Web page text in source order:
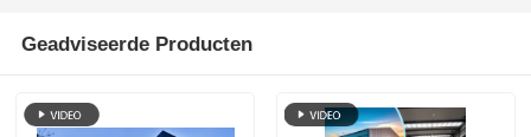
Geadviseerde Producten